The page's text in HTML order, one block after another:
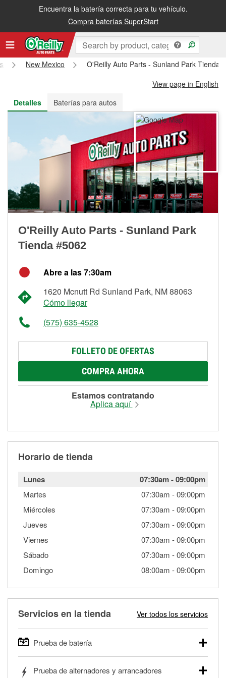
Encuentra la batería correcta para tu vehículo.
Compra baterías SuperStart
Recibe tu orden gratis al día siguiente o recógela en la tienda
New Mexico
O'Reilly Auto Parts - Sunland Park Tienda
View page in English
Detalles
Baterías para autos
O'Reilly Auto Parts - Sunland Park
Tienda #5062
Abre a las 7:30am
1620 Mcnutt Rd Sunland Park, NM 88063
Cómo llegar
(575) 635-4528
FOLLETO DE OFERTAS
COMPRA AHORA
Estamos contratando
Aplica aquí
Horario de tienda
Lunes 07:30am-09:00pm
Martes 07:30am -09:00pm
Miércoles
07:30am -09:00pm
Jueves
07:30am -09:00pm
Viernes
07:30am -09:00pm
Sábado
07:30am -09:00pm
Domingo
08:00am -09:00pm
Servicios en la tienda Ver todos los servicios
Prueba de batería
autos, camionetas, SUVs, vehículos comerciales y
Prueba de alternadores y arrancadores